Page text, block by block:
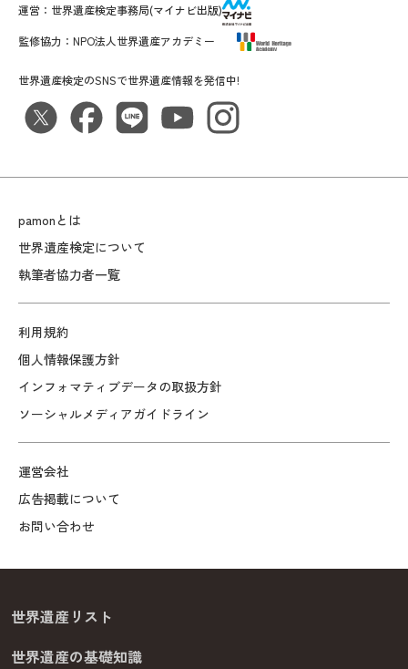
pamonとは
世界遺産検定について
執筆者協力者一覧
利用規約
個人情報保護方針
インフォマティブデータの取扱方針
ソーシャルメディアガイドライン
運営会社
広告掲載について
お問い合わせ
世界遺産検定のSNSで世界遺産情報を発信中!
運営： 世界遺産検定事務局(マイナビ出版)
監修協力： NPO法人世界遺産アカデミー
世界遺産リスト
世界遺産の基礎知識